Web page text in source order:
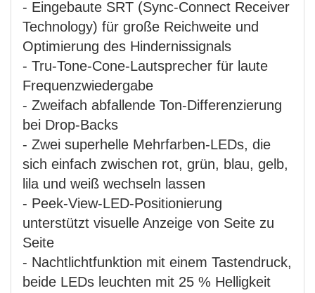
- Eingebaute SRT (Sync-Connect Receiver
Technology) für große Reichweite und
Optimierung des Hindernissignals
- Tru-Tone-Cone-Lautsprecher für laute
Frequenzwiedergabe
- Zweifach abfallende Ton-Differenzierung
bei Drop-Backs
- Zwei superhelle Mehrfarben-LEDs, die
sich einfach zwischen rot, grün, blau, gelb,
lila und weiß wechseln lassen
- Peek-View-LED-Positionierung
unterstützt visuelle Anzeige von Seite zu
Seite
- Nachtlichtfunktion mit einem Tastendruck,
beide LEDs leuchten mit 25 % Helligkeit